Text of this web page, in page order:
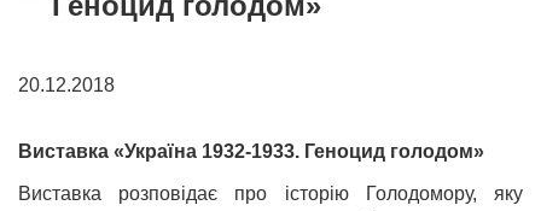
20.12.2018
Виставка «Україна 1932-1933. Геноцид голодом»
Виставка розповідає про історію Голодомору, яку